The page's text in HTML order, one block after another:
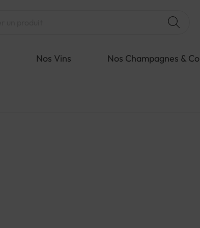
Nos Vins Nos Champagnes & Co